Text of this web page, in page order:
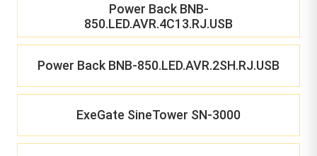
Power Back BNB-
850.LED.AVR.4C13.RJ.USB
Power Back BNB-850.LED.AVR.2SH.RJ.USB
ExeGate SineTower SN-3000